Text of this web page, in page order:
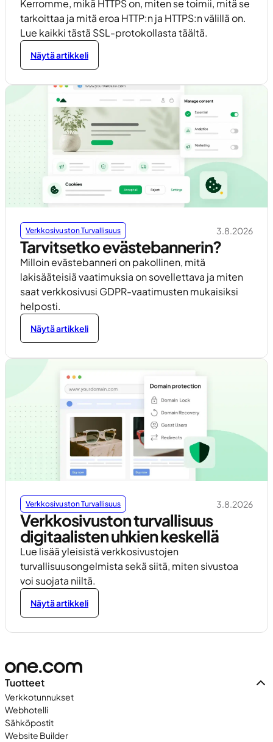
Kerromme, mikä HTTPS on, miten se toimii, mitä se
tarkoittaa ja mitä eroa HTTP:n ja HTTPS:n välillä on.
Lue kaikki tästä SSL-protokollasta täältä.
Näytä artikkeli
Verkkosivuston Turvallisuus 3.8.2026
Tarvitsetko evästebannerin?
Milloin evästebanneri on pakollinen, mitä
lakisääteisiä vaatimuksia on sovellettava ja miten
saat verkkosivusi GDPR-vaatimusten mukaisiksi
helposti.
Näytä artikkeli
Verkkosivuston Turvallisuus 3.8.2026
Verkkosivuston turvallisuus
digitaalisten uhkien keskellä
Lue lisää yleisistä verkkosivustojen
turvallisuusongelmista sekä siitä, miten sivustoa
voi suojata niiltä.
Näytä artikkeli
Tuotteet
Verkkotunnukset
Webhotelli
Sähköpostit
Website Builder